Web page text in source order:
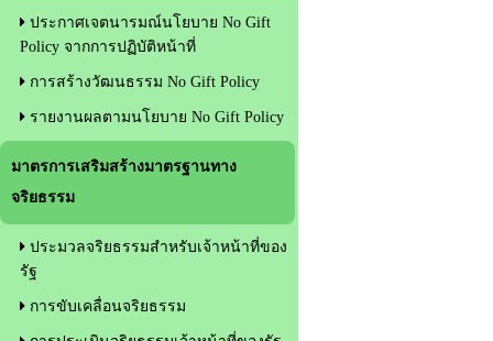
ประกาศเจตนารมณ์นโยบาย No Gift
Policy จากการปฏิบัติหน้าที่
การสร้างวัฒนธรรม No Gift Policy
รายงานผลตามนโยบาย No Gift Policy
มาตรการเสริมสร้างมาตรฐานทาง
จริยธรรม
ประมวลจริยธรรมสำหรับเจ้าหน้าที่ของ
รัฐ
การขับเคลื่อนจริยธรรม